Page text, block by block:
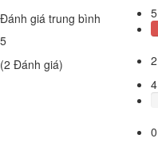
Đánh giá trung bình
5
(2 Đánh giá)
5
2
4
0